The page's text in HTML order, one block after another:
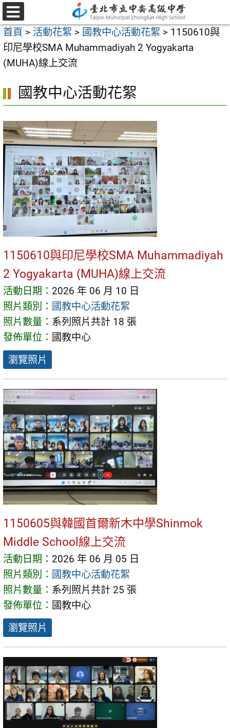
跳
至
主
要
內
區
選
單
首頁 > 活動花絮 > 國教中心活動花絮 > 1150610與
印尼學校SMA Muhammadiyah 2 Yogyakarta
(MUHA)線上交流
國教中心活動花絮
1150610與印尼學校SMA Muhammadiyah
2 Yogyakarta (MUHA)線上交流
活動日期： 2026 年 06 月 10 日
照片類別： 國教中心活動花絮
照片數量： 系列照片共計 18 張
發佈單位： 國教中心
瀏覽照片
1150605與韓國首爾新木中學Shinmok
Middle School線上交流
活動日期： 2026 年 06 月 05 日
照片類別： 國教中心活動花絮
照片數量： 系列照片共計 25 張
發佈單位： 國教中心
瀏覽照片